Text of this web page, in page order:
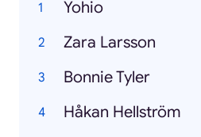
Yohio
Zara Larsson
Bonnie Tyler
Håkan Hellström